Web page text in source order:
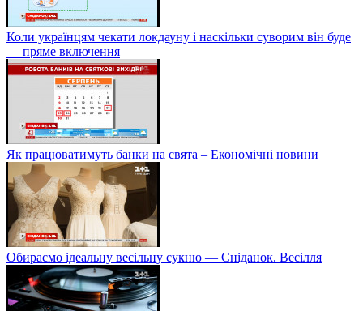
Коли українцям чекати локдауну і наскільки суворим він буде
— пряме включення
Як працюватимуть банки на свята – Економічні новини
Обираємо ідеальну весільну сукню — Сніданок. Весілля